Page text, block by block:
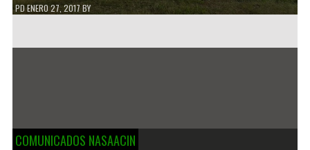
PDENERO 27, 2017 BY
COMUNICADOS NASAACIN